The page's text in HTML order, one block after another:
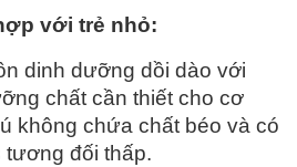
với trẻ nhỏ:
dinh dưỡng dồi dào với
chất cần thiết cho cơ
không chứa chất béo và có
tương đối thấp.